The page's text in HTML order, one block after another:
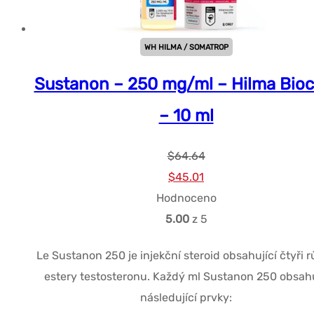
WH HILMA / SOMATROP
Sustanon – 250 mg/ml – Hilma
– 10 ml
$64.64
Původní
cena
byla:
$45.01
cena
je:
Hodnoceno
5.00z 5
Le Sustanon 250 je injekční steroid obsahující čtyři
estery testosteronu. Každý ml Sustanon 250
následující prvky: